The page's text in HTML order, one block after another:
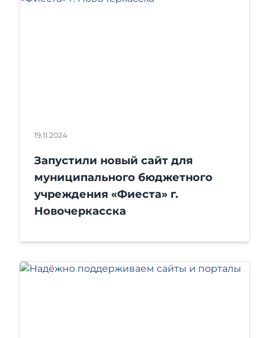
19.11.2024
Запустили новый сайт для
муниципального бюджетного
учреждения «Фиеста» г.
Новочеркасска